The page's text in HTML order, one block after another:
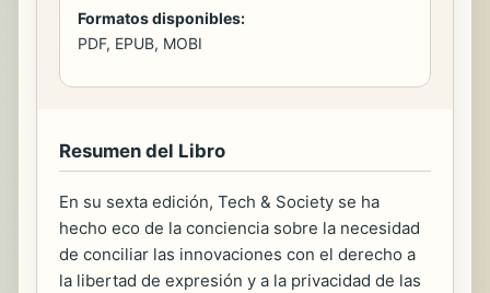
Formatos disponibles:
PDF, EPUB, MOBI
Resumen del Libro
En su sexta edición, Tech & Society se ha
hecho eco de la conciencia sobre la necesidad
de conciliar las innovaciones con el derecho a
la libertad de expresión y a la privacidad de las